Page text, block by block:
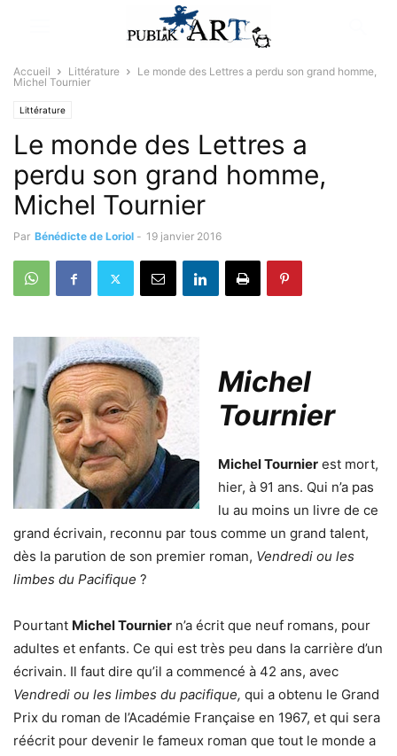
Accueil Littérature
Le monde des Lettres a perdu son grand homme,
Michel Tournier
Littérature
Le monde des Lettres a
perdu son grand homme,
Michel Tournier
Par Bénédicte de Loriol - 19 janvier 2016
Michel
Tournier
Michel Tournier est mort,
hier, à 91 ans. Qui n’a pas
lu au moins un livre de ce
grand écrivain, reconnu par tous comme un grand talent,
dès la parution de son premier roman, Vendredi ou les
limbes du Pacifique ?
Pourtant Michel Tournier n’a écrit que neuf romans, pour
adultes et enfants. Ce qui est très peu dans la carrière d’un
écrivain. Il faut dire qu’il a commencé à 42 ans, avec
Vendredi ou les limbes du pacifique, qui a obtenu le Grand
Prix du roman de l’Académie Française en 1967, et qui sera
réécrit pour devenir le fameux roman que tout le monde a